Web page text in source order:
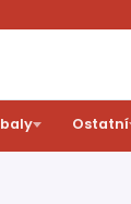
Ostatní